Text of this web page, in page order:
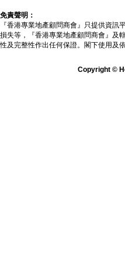
免責聲明：
『香港專業地產顧問商會』只提供資
損失等，『香港專業地產顧問商會』及
性及完整性作出任何保證。閣下使用及
Copyright ©